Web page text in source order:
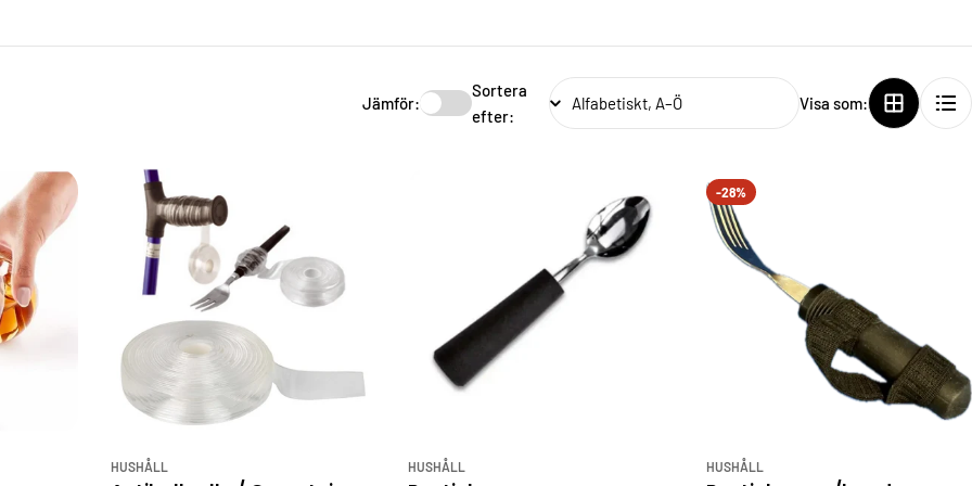
Jämför:
Sortera
efter:
Visa som:
HUSHÅLL HUSHÅLL
-28%
HUSHÅLL